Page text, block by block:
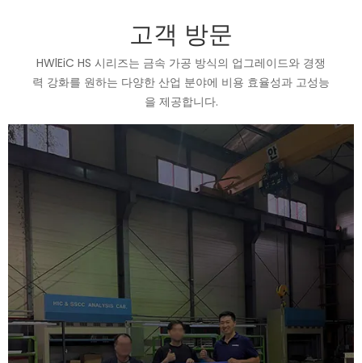
고객 방문
HWlEiC HS 시리즈는 금속 가공 방식의 업그레이드와 경쟁
력 강화를 원하는 다양한 산업 분야에 비용 효율성과 고성능
을 제공합니다.